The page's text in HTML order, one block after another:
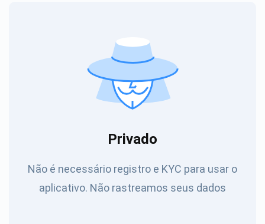
Privado
Não é necessário registro e KYC para usar o
aplicativo. Não rastreamos seus dados